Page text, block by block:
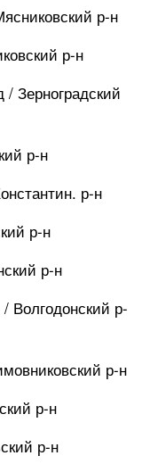
р-н
р-н
/ Зерноградский
р-н
р-н
р-н
р-н
р-
р-н
р-н
р-н